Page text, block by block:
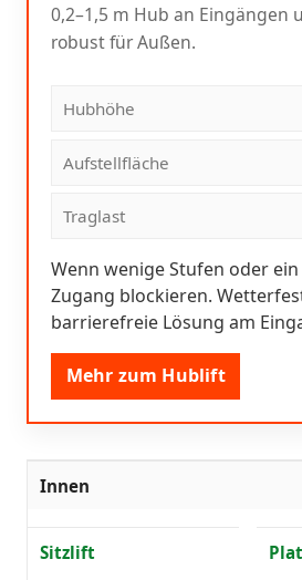
0,2–1,5 m Hub an Eingängen
robust für Außen.
Hubhöhe
Aufstellfläche
Traglast
Wenn wenige Stufen oder
Zugang blockieren.
barrierefreie Lösung am
Mehr zum Hublift
Innen
Sitzlift